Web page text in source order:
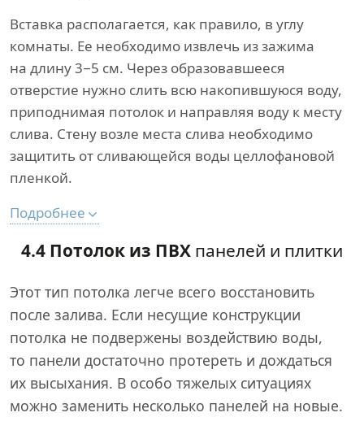
Вставка располагается, как правило, в углу
комнаты. Ее необходимо извлечь из зажима
на длину 3−5 см. Через образовавшееся
отверстие нужно слить всю накопившуюся воду,
приподнимая потолок и направляя воду к месту
слива. Стену возле места слива необходимо
защитить от сливающейся воды целлофановой
пленкой.
Подробнее
4.4 Потолок из ПВХ панелей и плитки
Этот тип потолка легче всего восстановить
после залива. Если несущие конструкции
потолка не подвержены воздействию воды,
то панели достаточно протереть и дождаться
их высыхания. В особо тяжелых ситуациях
можно заменить несколько панелей на новые.